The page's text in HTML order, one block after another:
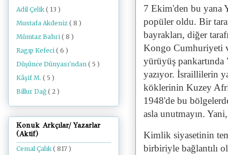
7 Ekim'den bu yana
popüler oldu. Bir
bayrakları, diğer
Kongo Cumhuriyeti
yürüyüş pankartında
yazıyor. İsraillilerin
köklerinin Kuzey
1948'de bu
asla unutmayın.
Kimlik siyasetinin
birbiriyle bağlantılı
Adil Çelik ( 13 )
Mustafa Akdeniz ( 8 )
Mümtaz Bahri ( 8 )
Ragıp Kefeci ( 6 )
Düşünce Dünyası'ndan ( 5 )
Kâşif M. ( 5 )
Billur Dağ ( 2 )
Konuk Arkçılar/ Yazarlar
(Aktif)
Cemal Çalık( 817 )